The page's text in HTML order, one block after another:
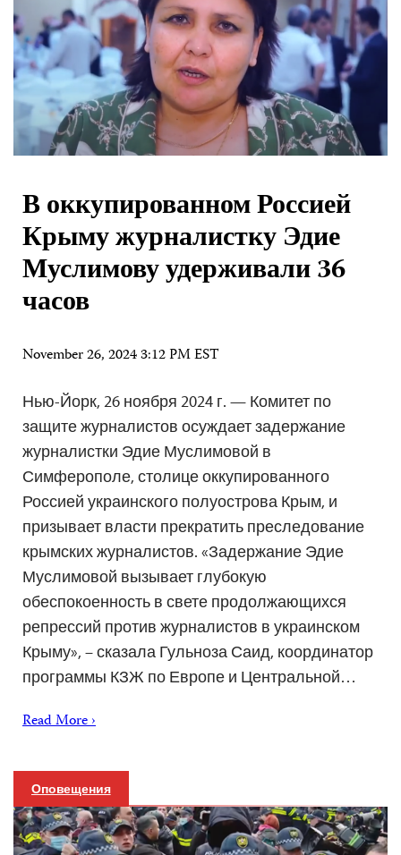
В оккупированном Россией
Крыму журналистку Эдие
Муслимову удерживали 36
часов
November 26, 2024 3:12 PM EST
Нью-Йорк, 26 ноября 2024 г. — Комитет по
защите журналистов осуждает задержание
журналистки Эдие Муслимовой в
Симферополе, столице оккупированного
Россией украинского полуострова Крым, и
призывает власти прекратить преследование
крымских журналистов. «Задержание Эдие
Муслимовой вызывает глубокую
обеспокоенность в свете продолжающихся
репрессий против журналистов в украинском
Крыму», – сказала Гульноза Саид, координатор
программы КЗЖ по Европе и Центральной…
Read More ›
Оповещения